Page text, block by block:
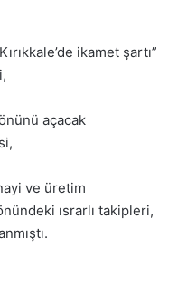
ikamet şartı”
önünü açacak
ve üretim
ısrarlı takipleri,